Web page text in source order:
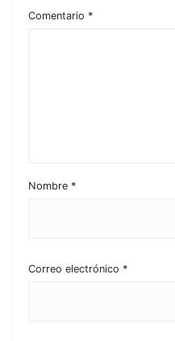
Comentario *
Nombre *
Correo electrónico *